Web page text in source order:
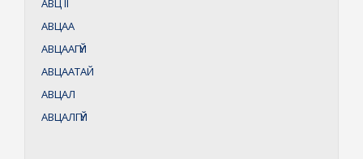
АВЦII
АВЦАА
АВЦААГҮЙ
АВЦААТАЙ
АВЦАЛ
АВЦАЛГҮЙ